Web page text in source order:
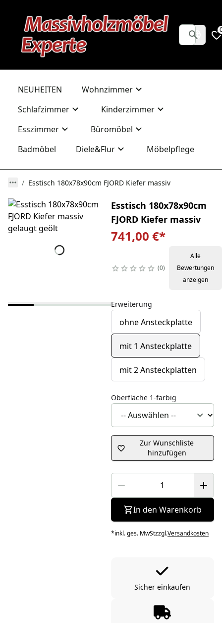
NEUHEITEN
Wohnzimmer
Schlafzimmer
Kinderzimmer
Esszimmer
Büromöbel
Badmöbel
Diele&Flur Möbelpflege
Esstisch 180x78x90cm FJORD Kiefer massiv
Esstisch 180x78x90cm
FJORD Kiefer massiv
741,00 €*
0
Alle
Bewertungen
anzeigen
Erweiterung
ohne Ansteckplatte
mit 1 Ansteckplatte
mit 2 Ansteckplatten
Oberfläche 1-farbig
Zur Wunschliste
hinzufügen
In den Warenkorb
*inkl. ges. MwStzzgl.Versandkosten
Sicher einkaufen